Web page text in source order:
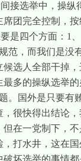
接选举中，操
席团完全控制，
是四个方面： 1
范，而我们是没
选人全部干掉
多的操纵选举
。国外是只要有
很快得出结论
在一党制下，
打水井，这在
坏选举的事情